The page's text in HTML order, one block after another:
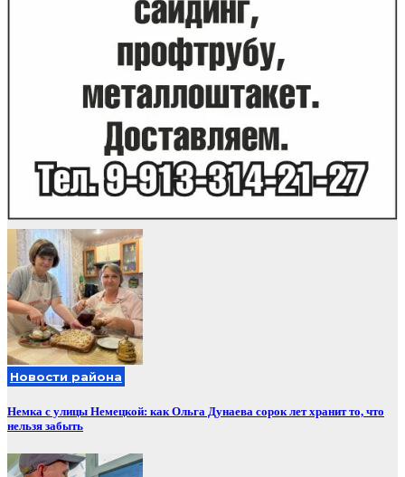
Новости района
Немка с улицы Немецкой: как Ольга Дунаева сорок лет хранит то, что
нельзя забыть